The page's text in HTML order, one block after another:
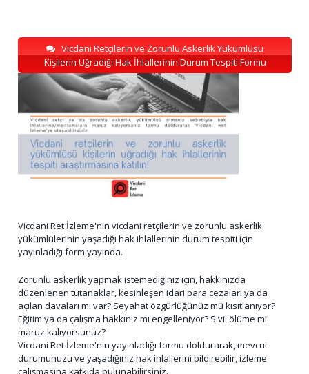
Vicdani Retçilerin ve Zorunlu Askerlik Yükümlüsü
Kişilerin Uğradığı Hak İhlallerinin Durum Tespiti Formu
Vicdani Ret İzleme'nin vicdani retçilerin ve zorunlu askerlik
yükümlülerinin yaşadığı hak ihlallerinin durum tespiti için
yayınladığı form yayında.
Zorunlu askerlik yapmak istemediğiniz için, hakkınızda
düzenlenen tutanaklar, kesinleşen idari para cezaları ya da
açılan davaları mı var? Seyahat özgürlüğünüz mü kısıtlanıyor?
Eğitim ya da çalışma hakkınız mı engelleniyor? Sivil ölüme mi
maruz kalıyorsunuz?
Vicdani Ret İzleme'nin yayınladığı formu doldurarak, mevcut
durumunuzu ve yaşadığınız hak ihlallerini bildirebilir, izleme
çalışmasına katkıda bulunabilirsiniz.